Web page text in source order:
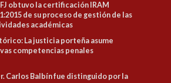
obtuvo la certificación IRAM
de su proceso de gestión de las
académicas
La justicia porteña asume
competencias penales
Carlos Balbín fue distinguido por la